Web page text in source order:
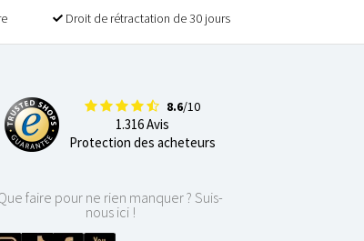
Droit de rétractation de 30 jours
8.6/10
1.316 Avis
Protection des acheteurs
faire pour ne rien manquer ? Suis-
nous ici !